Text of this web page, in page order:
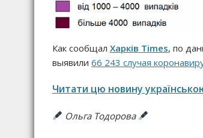
Как сообщал Харків Times, по
выявили 66 243 случая
Читати цю новину
Ольга Тодорова